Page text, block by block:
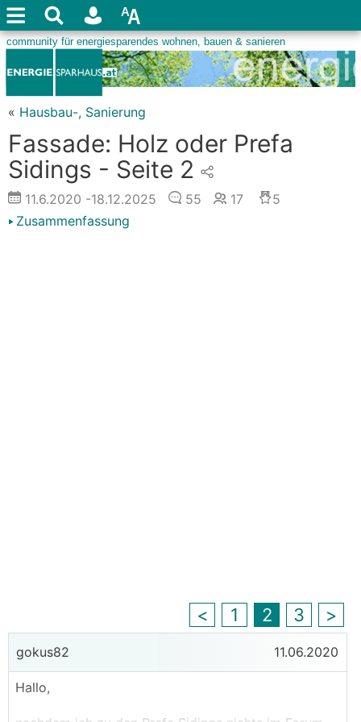
« Hausbau-, Sanierung
Fassade: Holz oder Prefa
Sidings - Seite 2
11.6.2020 -18.12.2025 55 17
5
Zusammenfassung
< 1 2 3 >
gokus82 11.06.2020
Hallo,